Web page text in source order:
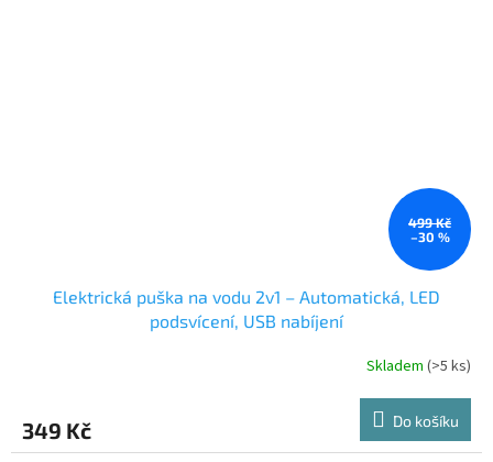
499 Kč
–30 %
Elektrická puška na vodu 2v1 – Automatická, LED
podsvícení, USB nabíjení
Skladem (>5 ks)
349 Kč Do košíku